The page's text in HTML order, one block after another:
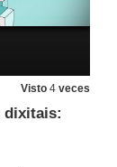
Visto 4 veces
dixitais: